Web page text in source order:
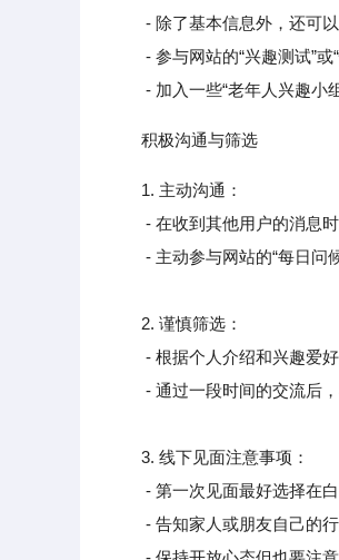
- 除了基本信息外，还可以
- 参与网站的“兴趣测试”或“
- 加入一些“老年人兴趣小组”
积极沟通与筛选
1. 主动沟通：
- 在收到其他用户的消息时
- 主动参与网站的“每日问候”
2. 谨慎筛选：
- 根据个人介绍和兴趣爱好
- 通过一段时间的交流后，
3. 线下见面注意事项：
- 第一次见面最好选择在白
- 告知家人或朋友自己的行